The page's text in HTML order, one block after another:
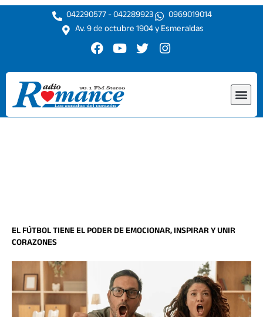
Ir
042290577 - 042289923
0969019014
Av. 9 de octubre 1904 y Esmeraldas
F
c
e
b
o
o
Y
u
t
u
b
e
T
i
r
I
s
r
EL FÚTBOL TIENE EL PODER DE EMOCIONAR, INSPIRAR Y UNIR
CORAZONES